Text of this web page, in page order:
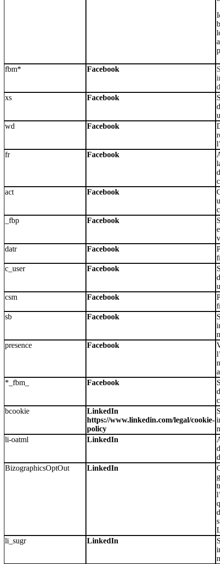
fbm* Facebook
xs
Facebook
wd
Facebook
fr
Facebook
act
Facebook
_fbp
Facebook
datr
Facebook
c_user
Facebook
csm
Facebook
sb
Facebook
presence
Facebook
*_fbm_
Facebook
bcookie
LinkedIn
https://www.linkedin.com/legal/cookie-
policy
li-oatml
LinkedIn
BizographicsOptOut
LinkedIn
li_sugr
LinkedIn